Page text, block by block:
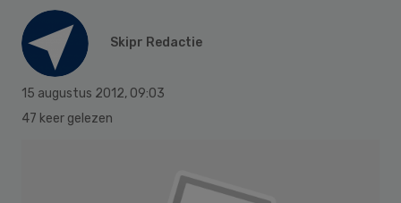
Skipr Redactie
15 augustus 2012, 09:03
47 keer gelezen